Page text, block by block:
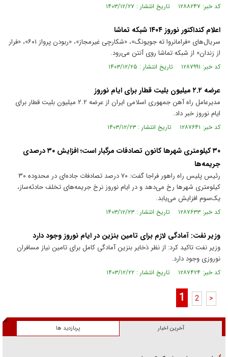
کد خبر: ۱۲۸۸۲۴۷ تاریخ انتشار : ۱۴۰۳/۱۲/۲۷
اعلام کنداکتور نوروز ۱۴۰۴ شبکه تماشا
سریال‌های «فرامانروا ته جویونگ»، «شکارچی غیرمجاز»، «ربودن پرواز ۶۰۱»، «فرار
از زندان» از شبکه تماشا روی آنتن می‌رود.
کد خبر: ۱۲۸۷۹۹۱ تاریخ انتشار : ۱۴۰۳/۱۲/۲۵
عرضه ۲.۲ میلیون بلیت قطار برای ایام نوروز
مدیرعامل راه آهن جمهوری اسلامی ایران از عرضه ۲.۲ میلیون بلیت قطار برای
ایام نوروز خبر داد.
کد خبر: ۱۲۸۷۶۴۱ تاریخ انتشار : ۱۴۰۳/۱۲/۲۳
۳۰ کیلومتری شهر‌ها کانون تصادفات مرگبار است؛ افزایش ۳۰ درصدی
جریمه‌ها
رئیس پلیس راه راهور فراجا گفت: ۷۰ درصد تصادفات جاده‌ای در محدوده ۳۰
کیلومتری شهر‌ها رخ می‌دهد و در ایام نوروز نرخ جریمه‌های تخلف حادثه‌ساز،
یک‌سوم افزایش می‌یابد.
کد خبر: ۱۲۸۷۶۳۳ تاریخ انتشار : ۱۴۰۳/۱۲/۲۳
وزیر نفت: آمادگی لازم برای تامین بنزین در ایام نوروز وجود دارد
وزیر نفت تاکید کرد: از نظر ذخایر بنزین آمادگی کامل برای تامین نیاز مسافران
نوروزی وجود دارد.
کد خبر: ۱۲۸۷۴۲۴ تاریخ انتشار : ۱۴۰۳/۱۲/۲۲
1 2 >
آخرین اخبار پربازدید ها